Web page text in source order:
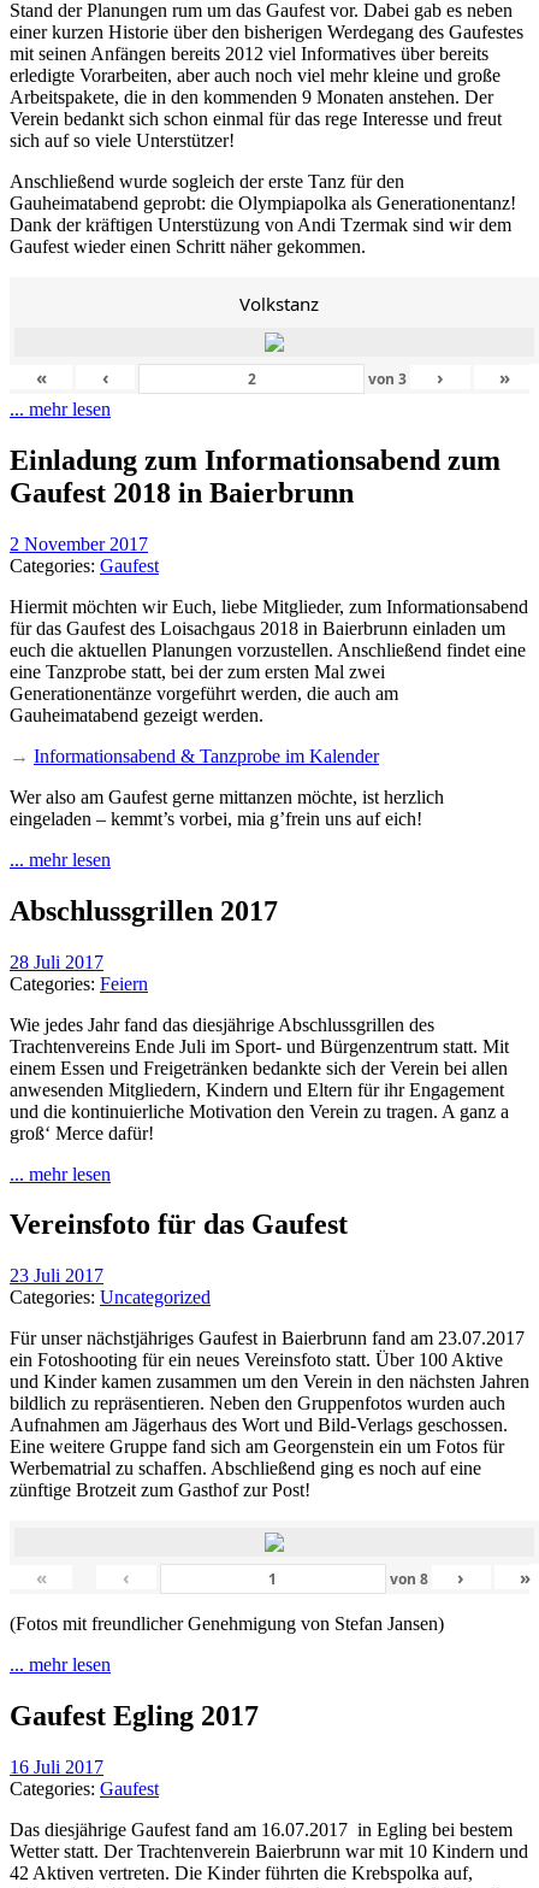
Stand der Planungen rum um das Gaufest vor. Dabei gab es neben
einer kurzen Historie über den bisherigen Werdegang des Gaufestes
mit seinen Anfängen bereits 2012 viel Informatives über bereits
erledigte Vorarbeiten, aber auch noch viel mehr kleine und große
Arbeitspakete, die in den kommenden 9 Monaten anstehen. Der
Verein bedankt sich schon einmal für das rege Interesse und freut
sich auf so viele Unterstützer!
Anschließend wurde sogleich der erste Tanz für den
Gauheimatabend geprobt: die Olympiapolka als Generationentanz!
Dank der kräftigen Unterstüzung von Andi Tzermak sind wir dem
Gaufest wieder einen Schritt näher gekommen.
Volkstanz
« ‹ von3 › »
... mehr lesen
Einladung zum Informationsabend zum
Gaufest 2018 in Baierbrunn
2 November 2017
Categories: Gaufest
Hiermit möchten wir Euch, liebe Mitglieder, zum Informationsabend
für das Gaufest des Loisachgaus 2018 in Baierbrunn einladen um
euch die aktuellen Planungen vorzustellen. Anschließend findet eine
eine Tanzprobe statt, bei der zum ersten Mal zwei
Generationentänze vorgeführt werden, die auch am
Gauheimatabend gezeigt werden.
→ Informationsabend & Tanzprobe im Kalender
Wer also am Gaufest gerne mittanzen möchte, ist herzlich
eingeladen – kemmt’s vorbei, mia g’frein uns auf eich!
... mehr lesen
Abschlussgrillen 2017
28 Juli 2017
Categories: Feiern
Wie jedes Jahr fand das diesjährige Abschlussgrillen des
Trachtenvereins Ende Juli im Sport- und Bürgenzentrum statt. Mit
einem Essen und Freigetränken bedankte sich der Verein bei allen
anwesenden Mitgliedern, Kindern und Eltern für ihr Engagement
und die kontinuierliche Motivation den Verein zu tragen. A ganz a
groß‘ Merce dafür!
... mehr lesen
Vereinsfoto für das Gaufest
23 Juli 2017
Categories: Uncategorized
Für unser nächstjähriges Gaufest in Baierbrunn fand am 23.07.2017
ein Fotoshooting für ein neues Vereinsfoto statt. Über 100 Aktive
und Kinder kamen zusammen um den Verein in den nächsten Jahren
bildlich zu repräsentieren. Neben den Gruppenfotos wurden auch
Aufnahmen am Jägerhaus des Wort und Bild-Verlags geschossen.
Eine weitere Gruppe fand sich am Georgenstein ein um Fotos für
Werbematrial zu schaffen. Abschließend ging es noch auf eine
zünftige Brotzeit zum Gasthof zur Post!
« ‹ von 8 › »
(Fotos mit freundlicher Genehmigung von Stefan Jansen)
... mehr lesen
Gaufest Egling 2017
16 Juli 2017
Categories: Gaufest
Das diesjährige Gaufest fand am 16.07.2017 in Egling bei bestem
Wetter statt. Der Trachtenverein Baierbrunn war mit 10 Kindern und
42 Aktiven vertreten. Die Kinder führten die Krebspolka auf,